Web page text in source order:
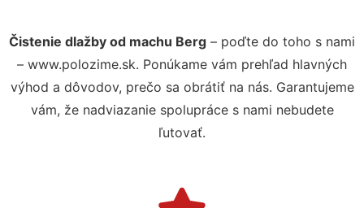
Čistenie dlažby od machu Berg – poďte do toho s nami
– www.polozime.sk. Ponúkame vám prehľad hlavných
výhod a dôvodov, prečo sa obrátiť na nás. Garantujeme
vám, že nadviazanie spolupráce s nami nebudete
ľutovať.